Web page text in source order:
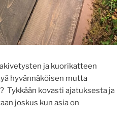
ja kuorikatteen
hyvännäköisen mutta
Tykkään kovasti ajatuksesta ja
joskus kun asia on